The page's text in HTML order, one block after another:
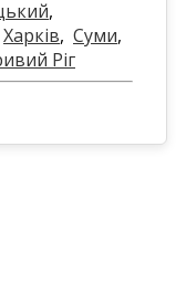
,
Харків, Суми,
Ріг